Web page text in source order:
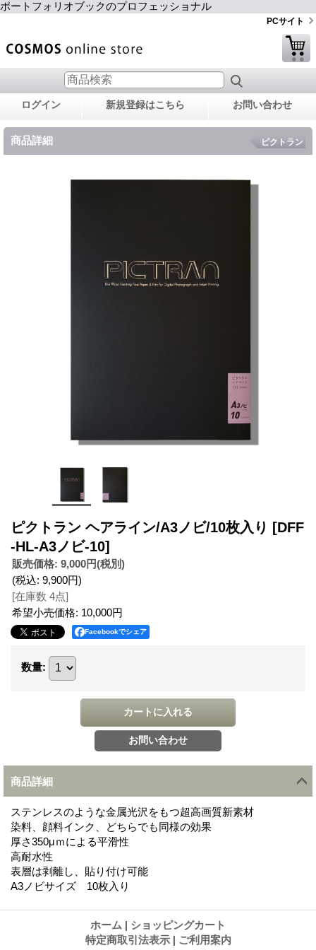
ポートフォリオブックのプロフェッショナル
PCサイト
ログイン 新規登録はこちら お問い合わせ
商品詳細 ピクトラン
ピクトラン ヘアライン/A3ノビ/10枚入り [DFF
-HL-A3ノビ-10]
販売価格: 9,000円(税別)
(税込: 9,900円)
[在庫数 4点]
希望小売価格: 10,000円
Facebookでシェア
数量:
商品詳細
ステンレスのような金属光沢をもつ超高画質新素材
染料、顔料インク、どちらでも同様の効果
厚さ350μｍによる平滑性
高耐水性
表層は剥離し、貼り付け可能
A3ノビサイズ 10枚入り
ホーム | ショッピングカート
特定商取引法表示 | ご利用案内